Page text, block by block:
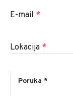
E-mail *
Lokacija *